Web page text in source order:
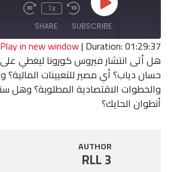
Play
Episode
Rewind
10
Seconds
1x
Fast
SUBSCRIBE
SHARE
RSS FEED
SHARE
LINK
Play in new window| Duration: 01:29:37
هل أتى انتشار فيروس كورونا ليغطي
حسان دياب؟ أي مصير للتعيينات المالية؟
والخطوات الاقتصادية المطلوبة؟ وهل
أنطوان الحايك؟
AUTHOR
RLL 3